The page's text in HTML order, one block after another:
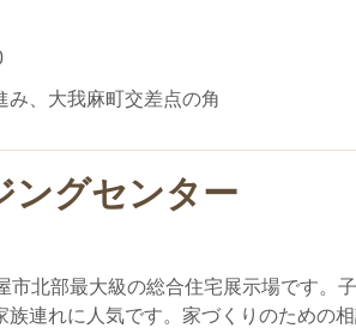
み、大我麻町交差点の角
ングセンター
市北部最大級の総合住宅展示場です。
族連れに人気です。家づくりのための